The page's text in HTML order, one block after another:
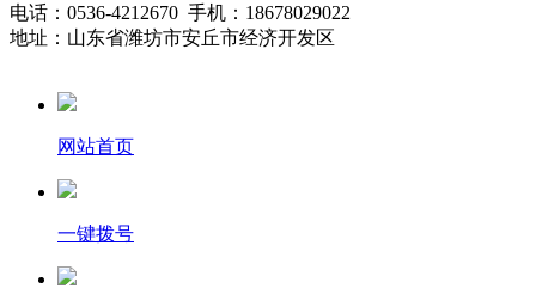
电话：0536-4212670 手机：18678029022
地址：山东省潍坊市安丘市经济开发区
网站首页
一键拨号